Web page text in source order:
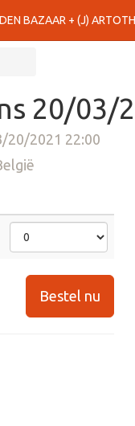
DEN BAZAAR + (J)
20/03/
20/2021 22:00
Bestel nu